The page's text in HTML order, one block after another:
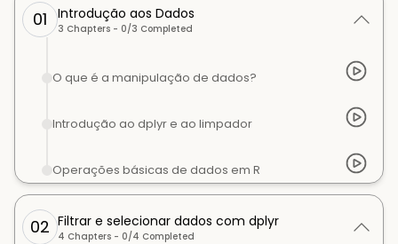
01 Introdução aos Dados
3 Chapters - 0/3 Completed
O que é a manipulação de dados?
Introdução ao dplyr e ao limpador
Operações básicas de dados em R
02 Filtrar e selecionar dados com dplyr
4 Chapters - 0/4 Completed